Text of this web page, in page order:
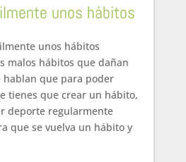
unos hábitos
unos hábitos
malos hábitos que dañan
hablan que para poder
tienes que crear un hábito,
deporte regularmente
que se vuelva un hábito y